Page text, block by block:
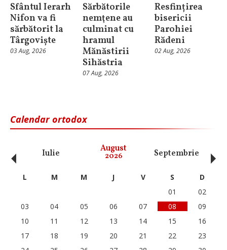
Sfântul Ierarh
Nifon va fi
sărbătorit la
Târgoviște
03 Aug, 2026
Sărbătorile
nemţene au
culminat cu
hramul
Mănăstirii
Sihăstria
07 Aug, 2026
Resfințirea
bisericii
Parohiei
Rădeni
02 Aug, 2026
Calendar ortodox
Iulie August
2026 Septembrie
‹ L M M J V S
D
01
02
03
04 05 06 07 08
09
10
11 12 13 14 15
16
17
18 19 20 21 22
23